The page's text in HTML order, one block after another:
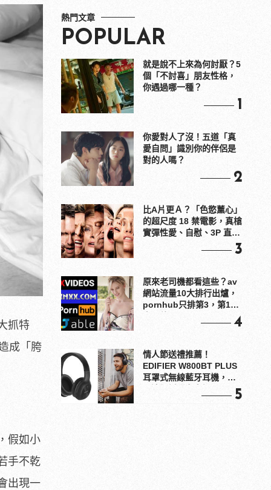
抓特
成「胯
假如小
手不乾
出現一
熱門文章
POPULAR
就是說不上來為何討厭？5
個「不討喜」朋友性格，
你遇過哪一種？
1
你愛對人了沒！五道「真
愛自問」識別你的伴侶是
對的人嗎？
2
比A片更Ａ？「色慾薰心」
的超尺度 18 禁電影，真槍
實彈性愛、自慰、3P 直接
3
原來老司機都看這些？av
網站流量10大排行出爐，
pornhub只排第3，第1名
4
情人節送禮推薦！
EDIFIER W800BT PLUS
耳罩式無線藍牙耳機，在
5